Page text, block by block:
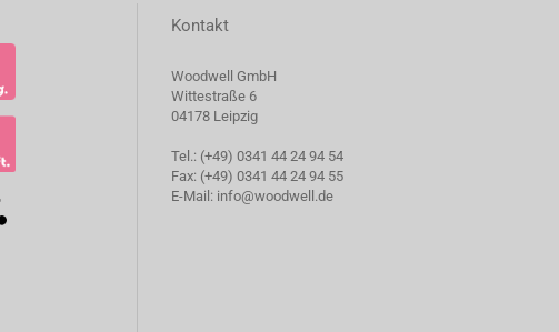
Kontakt
Woodwell GmbH
Wittestraße 6
04178 Leipzig
Tel.: (+49) 0341 44 24 94 54
Fax: (+49) 0341 44 24 94 55
E-Mail: info@woodwell.de